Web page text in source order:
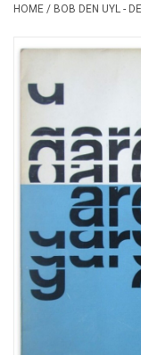
Curiosa
HOME / BOB DEN UYL -